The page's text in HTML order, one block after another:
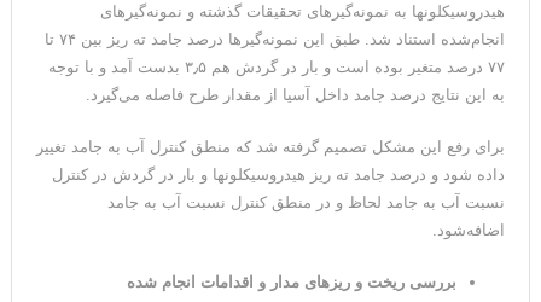
هیدروسیکلونها به نمونه‌گیرهای تحقیقات گذشته و نمونه‌گیرهای
انجام‌شده استناد شد. طبق این نمونه‌گیرها درصد جامد ته ریز بین ۷۴ تا
۷۷ درصد متغیر بوده است و بار در گردش هم ۳٫۵ بدست آمد و با توجه
به این نتایج درصد جامد داخل آسیا از مقدار طرح فاصله می‌گیرد.
برای رفع این مشکل تصمیم گرفته شد که منطق کنترل آب به جامد تغییر
داده شود و درصد جامد ته ریز هیدروسیکلونها و بار در گردش در کنترل
نسبت آب به جامد لحاظ و در منطق کنترل نسبت آب به جامد
اضافه‌شود.
بررسی ریخت و ریزهای مدار و اقدامات انجام شده